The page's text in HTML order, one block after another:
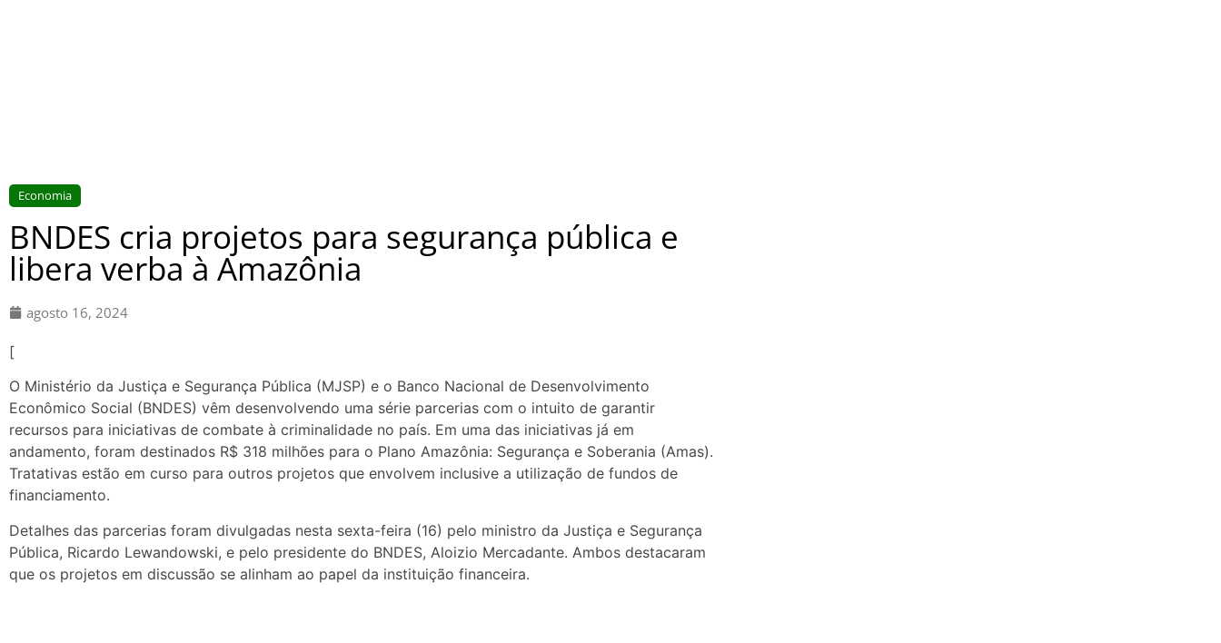
Economia
BNDES cria projetos para segurança pública e
libera verba à Amazônia
agosto 16, 2024
[
O Ministério da Justiça e Segurança Pública (MJSP) e o Banco Nacional de Desenvolvimento
Econômico Social (BNDES) vêm desenvolvendo uma série parcerias com o intuito de garantir
recursos para iniciativas de combate à criminalidade no país. Em uma das iniciativas já em
andamento, foram destinados R$ 318 milhões para o Plano Amazônia: Segurança e Soberania (Amas).
Tratativas estão em curso para outros projetos que envolvem inclusive a utilização de fundos de
financiamento.
Detalhes das parcerias foram divulgadas nesta sexta-feira (16) pelo ministro da Justiça e Segurança
Pública, Ricardo Lewandowski, e pelo presidente do BNDES, Aloizio Mercadante. Ambos destacaram
que os projetos em discussão se alinham ao papel da instituição financeira.